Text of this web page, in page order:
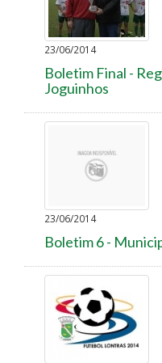
23/06/2014
Boletim Final -
Joguinhos
23/06/2014
Boletim 6 -